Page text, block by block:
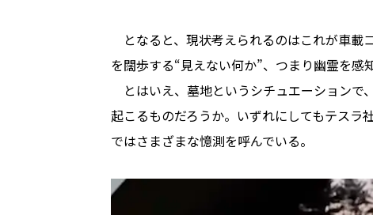
となると、現状考えられるのはこれが車載
を闊歩する“見えない何か”、つまり幽霊を感
とはいえ、墓地というシチュエーションで
起こるものだろうか。いずれにしてもテスラ
ではさまざまな憶測を呼んでいる。